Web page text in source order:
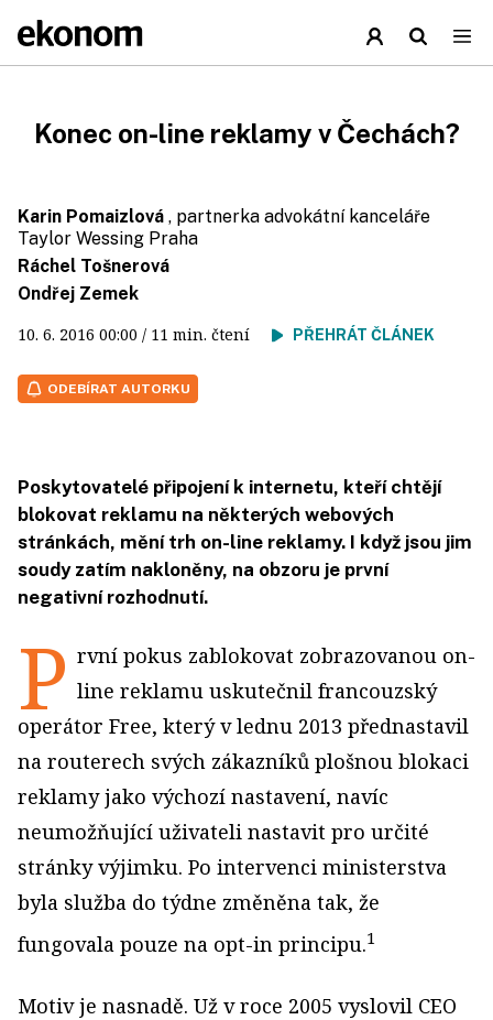
Konec on-line reklamy v Čechách?
Karin Pomaizlová , partnerka advokátní kanceláře
Taylor Wessing Praha
Ráchel Tošnerová
Ondřej Zemek
10. 6. 2016 00:00 / 11 min. čtení PŘEHRÁT ČLÁNEK
ODEBÍRAT AUTORKU
Poskytovatelé připojení k internetu, kteří chtějí
blokovat reklamu na některých webových
stránkách, mění trh on-line reklamy. I když jsou jim
soudy zatím nakloněny, na obzoru je první
negativní rozhodnutí.
P rvní pokus zablokovat zobrazovanou on-
line reklamu uskutečnil francouzský
operátor Free, který v lednu 2013 přednastavil
na routerech svých zákazníků plošnou blokaci
reklamy jako výchozí nastavení, navíc
neumožňující uživateli nastavit pro určité
stránky výjimku. Po intervenci ministerstva
byla služba do týdne změněna tak, že
fungovala pouze na opt-in principu.1
Motiv je nasnadě. Už v roce 2005 vyslovil CEO